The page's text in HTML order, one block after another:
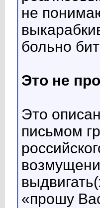
не
больно
Это не
Это
письмом
«прошу